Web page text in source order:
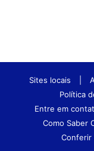
Sites locais
Política
Entre em
Como Saber
Conferir